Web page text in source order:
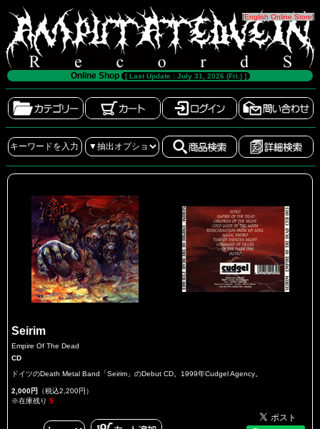
[English Online Store]
Online Shop [ Last Update : July 31, 2026 (Fri.) ]
Seirim
Empire Of The Dead
CD
ドイツのDeath Metal Band「Seirim」のDebut CD。1999年Cudgel Agency。
2,000円 （税込2,200円）
※在庫残り 5